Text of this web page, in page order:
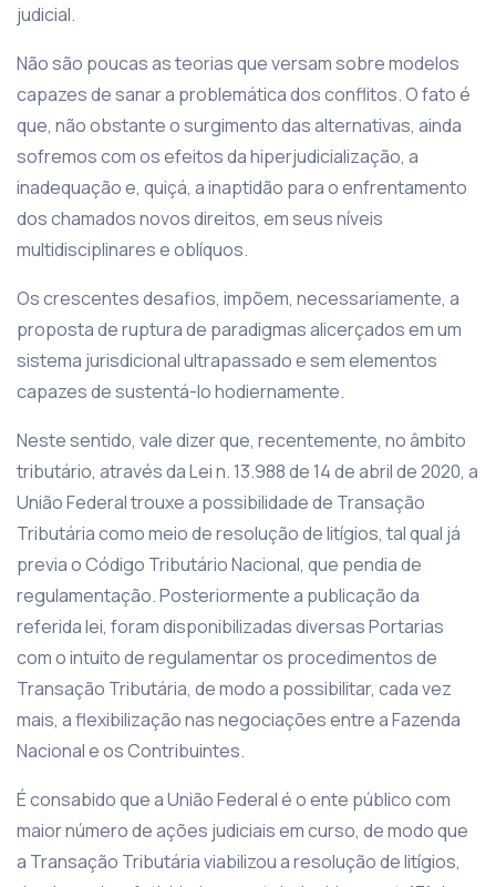
judicial.
Não são poucas as teorias que versam sobre modelos
capazes de sanar a problemática dos conflitos. O fato é
que, não obstante o surgimento das alternativas, ainda
sofremos com os efeitos da hiperjudicialização, a
inadequação e, quiçá, a inaptidão para o enfrentamento
dos chamados novos direitos, em seus níveis
multidisciplinares e oblíquos.
Os crescentes desafios, impõem, necessariamente, a
proposta de ruptura de paradigmas alicerçados em um
sistema jurisdicional ultrapassado e sem elementos
capazes de sustentá-lo hodiernamente.
Neste sentido, vale dizer que, recentemente, no âmbito
tributário, através da Lei n. 13.988 de 14 de abril de 2020, a
União Federal trouxe a possibilidade de Transação
Tributária como meio de resolução de litígios, tal qual já
previa o Código Tributário Nacional, que pendia de
regulamentação. Posteriormente a publicação da
referida lei, foram disponibilizadas diversas Portarias
com o intuito de regulamentar os procedimentos de
Transação Tributária, de modo a possibilitar, cada vez
mais, a flexibilização nas negociações entre a Fazenda
Nacional e os Contribuintes.
É consabido que a União Federal é o ente público com
maior número de ações judiciais em curso, de modo que
a Transação Tributária viabilizou a resolução de litígios,